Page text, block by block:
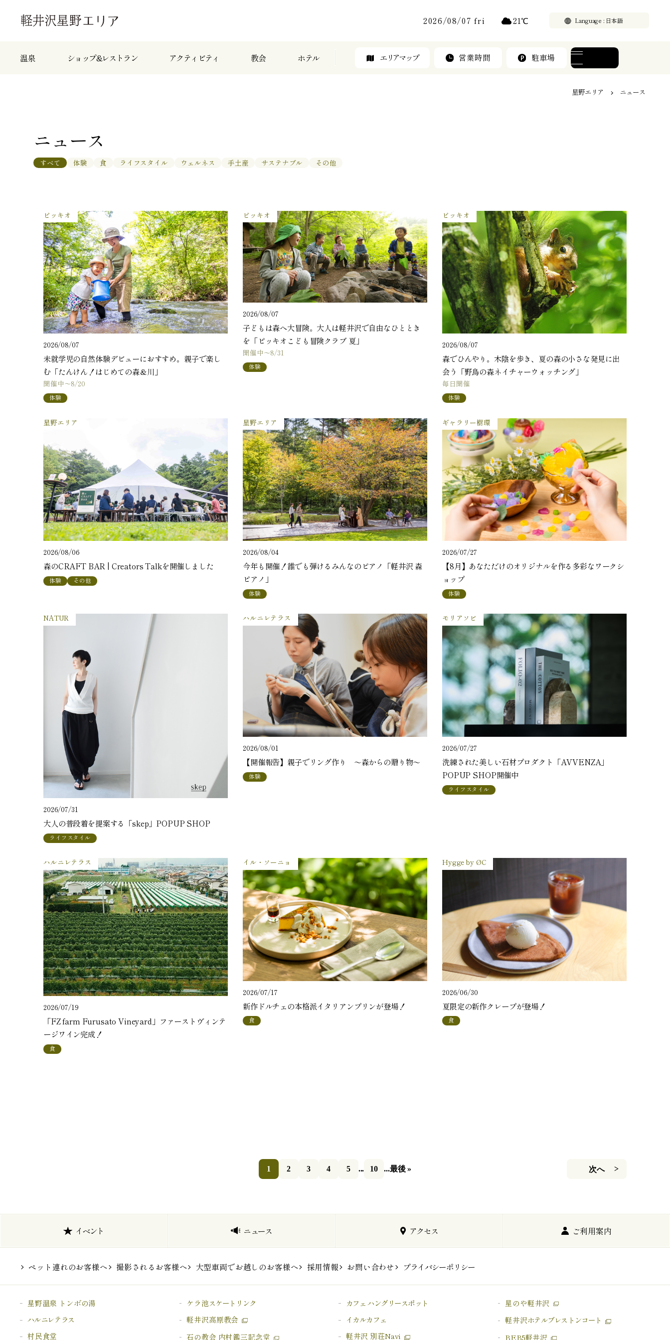
2026/08/07 fri 21℃ Language
温泉 ショップ&レストラン アクティビティ 教会 ホテル エリアマップ 営業時間 駐車場
星野エリア ニュース
ニュース
すべて 体験 食 ライフスタイル ウェルネス 手土産 サステナブル その他
ピッキオ
2026/08/07
未就学児の自然体験デビューにおすすめ。親子で楽し
む「たんけん！はじめての森＆川」
開催中～8/20
体験
ピッキオ
2026/08/07
子どもは森へ大冒険。大人は軽井沢で自由なひととき
を「ピッキオこども冒険クラブ 夏」
開催中～8/31
体験
ピッキオ
2026/08/07
森でひんやり。木陰を歩き、夏の森の小さな発見に出
会う「野鳥の森ネイチャーウォッチング」
毎日開催
体験
星野エリア
2026/08/06
森のCRAFT BAR | Creators Talkを開催しました
体験 その他
星野エリア
2026/08/04
今年も開催！誰でも弾けるみんなのピアノ「軽井沢 森
ピアノ」
体験
ギャラリー樹環
2026/07/27
【8月】あなただけのオリジナルを作る多彩なワークシ
ョップ
体験
NATUR
2026/07/31
大人の普段着を提案する「skep」POPUP SHOP
ライフスタイル
ハルニレテラス
2026/08/01
【開催報告】親子でリング作り ～森からの贈り物～
体験
モリアソビ
2026/07/27
洗練された美しい石材プロダクト「AVVENZA」
POPUP SHOP開催中
ライフスタイル
ハルニレテラス
2026/07/19
「FZ farm Furusato Vineyard」ファーストヴィンテ
ージワイン完成！
食
イル・ソーニョ
2026/07/17
新作ドルチェの本格派イタリアンプリンが登場！
食
Hygge by ØC
2026/06/30
夏限定の新作クレープが登場！
食
1 2 3 4 5 ... 10 ... 次へ
最後 »
イベント ニュース アクセス ご利用案内
ペット連れのお客様へ 撮影されるお客様へ 大型車両でお越しのお客様へ 採用情報 お問い合わせ プライバシーポリシー
星野温泉 トンボの湯
ハルニレテラス
村民食堂
ケラ池スケートリンク
軽井沢高原教会
石の教会 内村鑑三記念堂
カフェ ハングリースポット
イカルカフェ
軽井沢 別荘Navi
星のや軽井沢
軽井沢ホテルブレストンコート
BEB5軽井沢